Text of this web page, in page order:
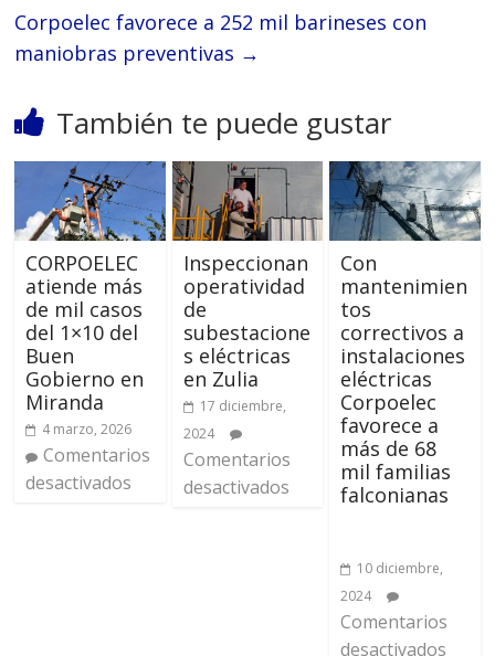
Corpoelec favorece a 252 mil barineses con
maniobras preventivas →
También te puede gustar
CORPOELEC
atiende más
de mil casos
del 1×10 del
Buen
Gobierno en
Miranda
4 marzo, 2026
Comentarios
desactivados
Inspeccionan
operatividad
de
subestacione
s eléctricas
en Zulia
17 diciembre,
2024
Comentarios
desactivados
Con
mantenimien
tos
correctivos a
instalaciones
eléctricas
Corpoelec
favorece a
más de 68
mil familias
falconianas
10 diciembre,
2024
Comentarios
desactivados